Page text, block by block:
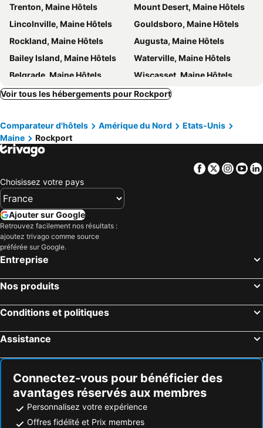
Trenton, Maine Hôtels
Mount Desert, Maine Hôtels
Lincolnville, Maine Hôtels
Gouldsboro, Maine Hôtels
Rockland, Maine Hôtels
Augusta, Maine Hôtels
Bailey Island, Maine Hôtels
Waterville, Maine Hôtels
Belgrade, Maine Hôtels
Wiscasset, Maine Hôtels
Bath, Maine Hôtels
Edgecomb, Maine Hôtels
Bristol, Maine Hôtels
Thomaston, Maine Hôtels
East Boothbay, Maine Hôtels
Lewiston, Maine Hôtels
Tremont, Maine Hôtels
Greenville, Maine Hôtels
Rangeley, Maine Hôtels
Carrabassett Valley, Maine Hôtels
Myrtle Beach, Caroline du Sud Hôtels
Orlando, Floride Hôtels
New York, New York Hôtels
Miami, Floride Hôtels
Honolulu, Hawaii Hôtels
Voir tous les hébergements pour Rockport
Comparateur d'hôtels Amérique du Nord
Etats-Unis
Maine
Rockport
Facebook
Twitter
Choisissez votre pays
Ajouter sur Google
Retrouvez facilement nos résultats :
ajoutez trivago comme source
préférée sur Google.
Entreprise
Nos produits
Conditions et politiques
Assistance
Connectez-vous pour bénéficier des
avantages réservés aux membres
Personnalisez votre expérience
Offres fidélité et Prix membres